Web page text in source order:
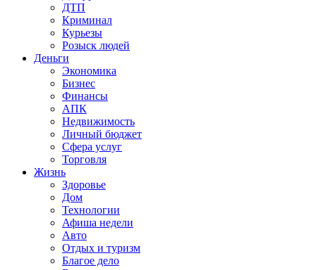
ДТП
Криминал
Курьезы
Розыск людей
Деньги
Экономика
Бизнес
Финансы
АПК
Недвижимость
Личный бюджет
Сфера услуг
Торговля
Жизнь
Здоровье
Дом
Технологии
Афиша недели
Авто
Отдых и туризм
Благое дело